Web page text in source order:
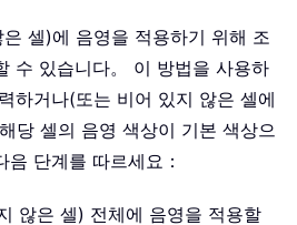
셀)에 음영을 적용하기 위해 조
수 있습니다。 이 방법을 사용하
하거나(또는 비어 있지 않은 셀에
당 셀의 음영 색상이 기본 색상으
단계를 따르세요：
않은 셀) 전체에 음영을 적용할